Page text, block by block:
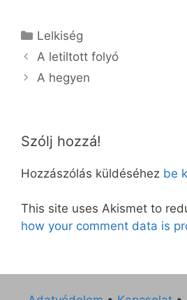
Kategória
Lelkiség
A letiltott folyó
A hegyen
Szólj hozzá!
Hozzászólás küldéséhez be
This site uses Akismet to
how your comment data is